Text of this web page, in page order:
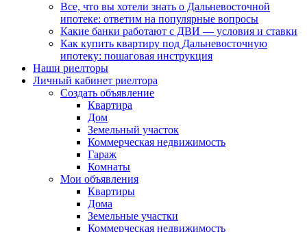
Все, что вы хотели знать о Дальневосточной
ипотеке: ответим на популярные вопросы
Какие банки работают с ДВИ — условия и ставки
Как купить квартиру под Дальневосточную
ипотеку: пошаговая инструкция
Наши риелторы
Личный кабинет риелтора
Cоздать объявление
Квартира
Дом
Земельный участок
Коммерческая недвижимость
Гараж
Комнаты
Мои объявления
Квартиры
Дома
Земельные участки
Коммерческая недвижимость